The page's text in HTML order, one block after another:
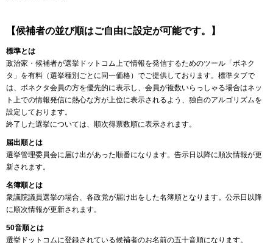
【候補者の並び順はご自由に設定が可能です。】
標準とは
政治家・候補者が選挙ドットコム上で情報を発信するためのツール「ボネク
タ」を有料（選挙種別ごとに同一価格）でご提供しております。標準タブで
は、ボネクタ会員の方を優先的に表示し、会員が複数いらっしゃる場合はネッ
ト上での情報発信に熱心な方が上位に表示されるよう、独自のアルゴリズムを
設定しております。
終了した選挙については、順次得票数順に表示されます。
届出順とは
選挙管理委員会に届け出があった順番になります。告示日以降に順次情報が更
新されます。
名簿順とは
衆議院議員選挙の場合、各政党が届け出をした名簿順となります。公示日以降
に順次情報が更新されます。
50音順とは
選挙ドットコムに登録されている候補者のお名前の五十音順になります。